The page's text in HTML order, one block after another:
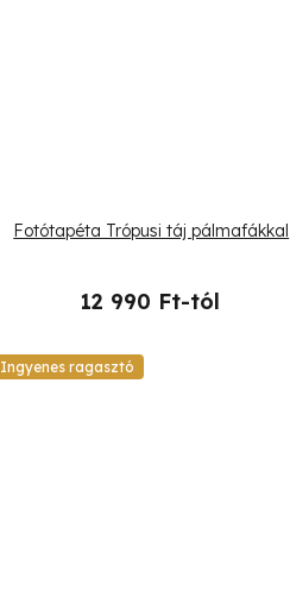
Fotótapéta Trópusi táj pálmafákkal
12 990 Ft-tól
Ingyenes ragasztó